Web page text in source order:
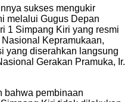
sukses mengukir
melalui Gugus Depan
1 Simpang Kiri yang resmi
Kepramukaan,
yang diserahkan langsung
Gerakan Pramuka, Ir.
bahwa pembinaan